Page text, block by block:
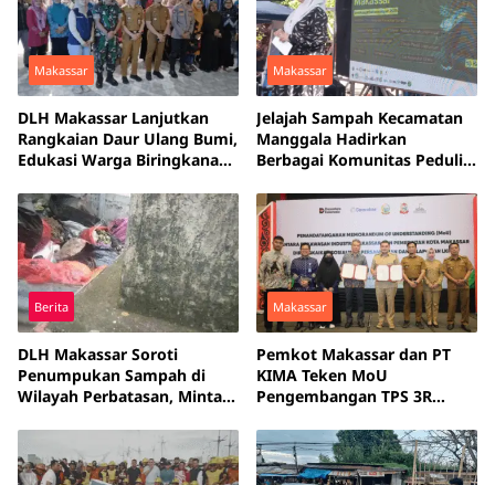
Makassar
DLH Makassar Lanjutkan
Rangkaian Daur Ulang Bumi,
Edukasi Warga Biringkanaya
Sumbernya
Makassar
Jelajah Sampah Kecamatan
Manggala Hadirkan
Berbagai Komunitas Peduli
Berita
DLH Makassar Soroti
Penumpukan Sampah di
Wilayah Perbatasan, Minta
Makassar
Pemkot Makassar dan PT
KIMA Teken MoU
Pengembangan TPS 3R
Sampah Terpadu